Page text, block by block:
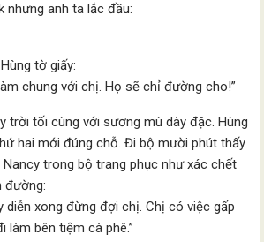
nhưng anh ta lắc đầu:
tờ giấy:
chung với chị. Họ sẽ chỉ đường cho!”
trời tối cùng với sương mù dày đặc. Hùng
hai mới đúng chỗ. Đi bộ mười phút thấy
trong bộ trang phục như xác chết
đường:
diễn xong đừng đợi chị. Chị có việc gấp
làm bên tiệm cà phê.”